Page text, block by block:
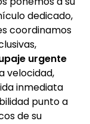
dedicado,
coordinamos
urgente
velocidad,
inmediata
punto a
de su